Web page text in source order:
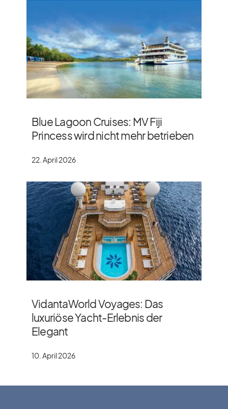
Blue Lagoon Cruises: MV Fiji
Princess wird nicht mehr betrieben
22. April 2026
VidantaWorld Voyages: Das
luxuriöse Yacht-Erlebnis der
Elegant
10. April 2026